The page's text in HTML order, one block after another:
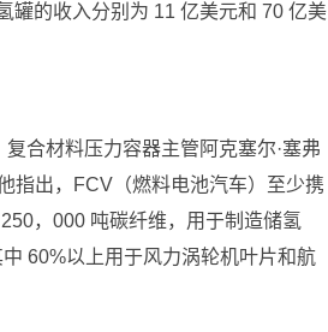
罐的收入分别为 11 亿美元和 70 亿美
合材料压力容器主管阿克塞尔·塞弗
指出，FCV（燃料电池汽车）至少携
，000 吨碳纤维，用于制造储氢
60%以上用于风力涡轮机叶片和航